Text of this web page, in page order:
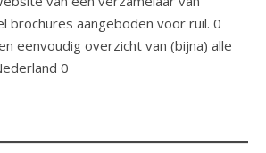
brochures aangeboden voor ruil. 0
eenvoudig overzicht van (bijna) alle
0